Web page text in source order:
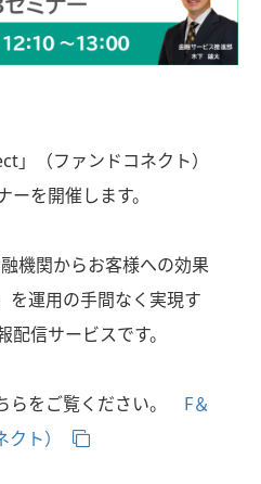
」（ファンドコネクト）
を開催します。
機関からお客様への効果
を運用の手間なく実現す
配信サービスです。
らをご覧ください。 F＆
ト）